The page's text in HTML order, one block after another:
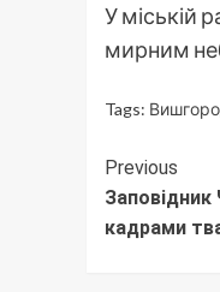
У міській
мирним
Tags:
Previous
кадрами